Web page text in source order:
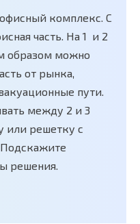
комплекс. С
часть. На 1 и 2
образом можно
от рынка,
пути.
между 2 и 3
или решетку с
решения.